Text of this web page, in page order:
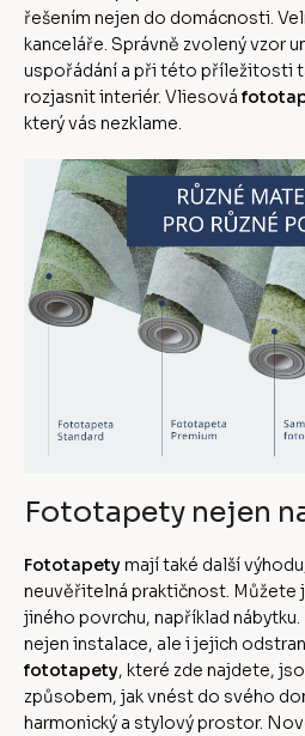
řešením nejen do domácnosti.
kanceláře. Správně zvolený vzor
uspořádání a při této příležitosti
rozjasnit interiér. Vliesová
který vás nezklame.
Fototapety nejen
Fototapetymají také další
neuvěřitelná praktičnost. Můžete
jiného povrchu, například
nejen instalace, ale i jejich
fototapety, které zde najdete,
způsobem, jak vnést do svého
harmonický a stylový prostor.